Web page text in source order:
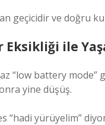
geçicidir ve doğru
ile
battery mode”
yine düşüş.
“hadi yürüyelim”